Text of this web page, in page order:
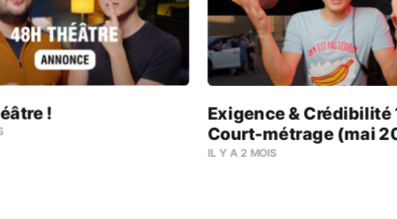
! Exigence & Crédibilité
Court-métrage (mai
IL Y A 2 MOIS